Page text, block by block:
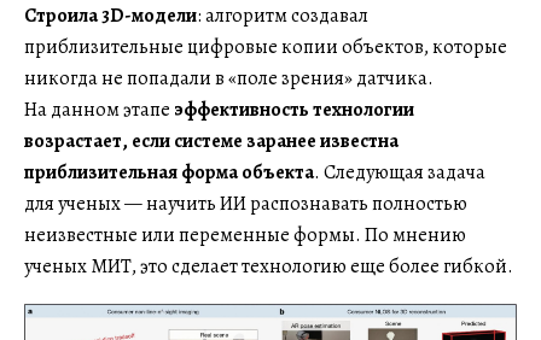
Строила 3D-модели: алгоритм создавал
приблизительные цифровые копии объектов, которые
никогда не попадали в «поле зрения» датчика.
На данном этапе эффективность технологии
возрастает, если системе заранее известна
приблизительная форма объекта. Следующая задача
для ученых — научить ИИ распознавать полностью
неизвестные или переменные формы. По мнению
ученых МИТ, это сделает технологию еще более гибкой.